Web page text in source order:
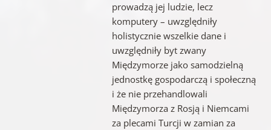
prowadzą jej ludzie, lecz
komputery – uwzględniły
holistycznie wszelkie dane i
uwzględniły byt zwany
Międzymorze jako samodzielną
jednostkę gospodarczą i społeczną
i że nie przehandlowali
Międzymorza z Rosją i Niemcami
za plecami Turcji w zamian za